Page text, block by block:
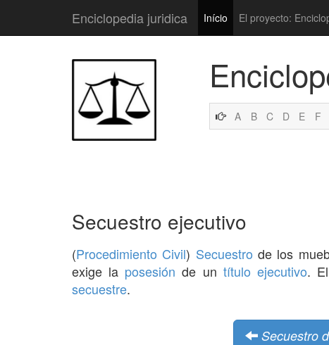
Enciclopedia juridica Início El proyecto:
A B C D E F
Secuestro ejecutivo
(Procedimiento Civil) Secuestro de los
exige la posesión de un título ejecutivo.
secuestre.
Secuestro